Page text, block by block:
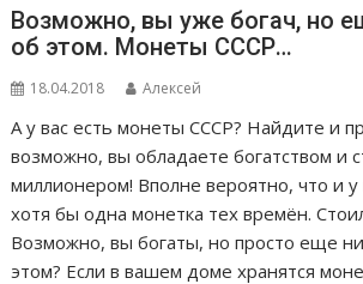
Возможно, вы уже богач, но
об этом. Монеты СССР…
18.04.2018 Алексей
А у вас есть монеты СССР? Найдите и
возможно, вы обладаете богатством и
миллионером! Вполне вероятно, что и у
хотя бы одна монетка тех времён.
Возможно, вы богаты, но просто еще
этом? Если в вашем доме хранятся